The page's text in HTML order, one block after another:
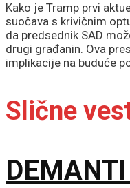
Kako je Tramp prvi
suočava s krivičnim
da predsednik SAD
drugi građanin. Ova
implikacije na buduće
Slične